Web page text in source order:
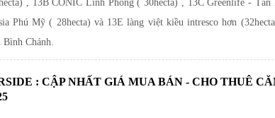
, 13B CONIC Lĩnh Phong ( 30hecta) , 13C Greenlife - Tân
Phú Mỹ ( 28hecta) và 13E làng việt kiều intresco hơn
Bình Chánh.
: CẬP NHẤT GIÁ MUA BÁN - CHO THUÊ